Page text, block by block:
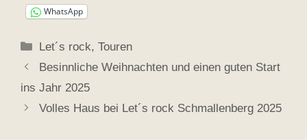
WhatsApp
Kategorien
Let´s rock,Touren
Besinnliche Weihnachten und einen guten Start
ins Jahr 2025
Volles Haus bei Let´s rock Schmallenberg 2025